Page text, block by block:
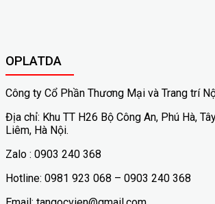
OPLATDA
Công ty Cổ Phần Thương Mại và Trang trí
Địa chỉ: Khu TT H26 Bộ Công An, Phú Hà,
Liêm, Hà Nội.
Zalo : 0903 240 368
Hotline: 0981 923 068 – 0903 240 368